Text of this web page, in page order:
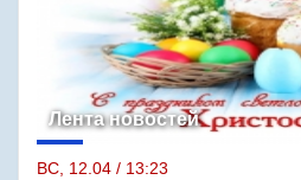
Лента новостей
ВС, 12.04 / 13:23